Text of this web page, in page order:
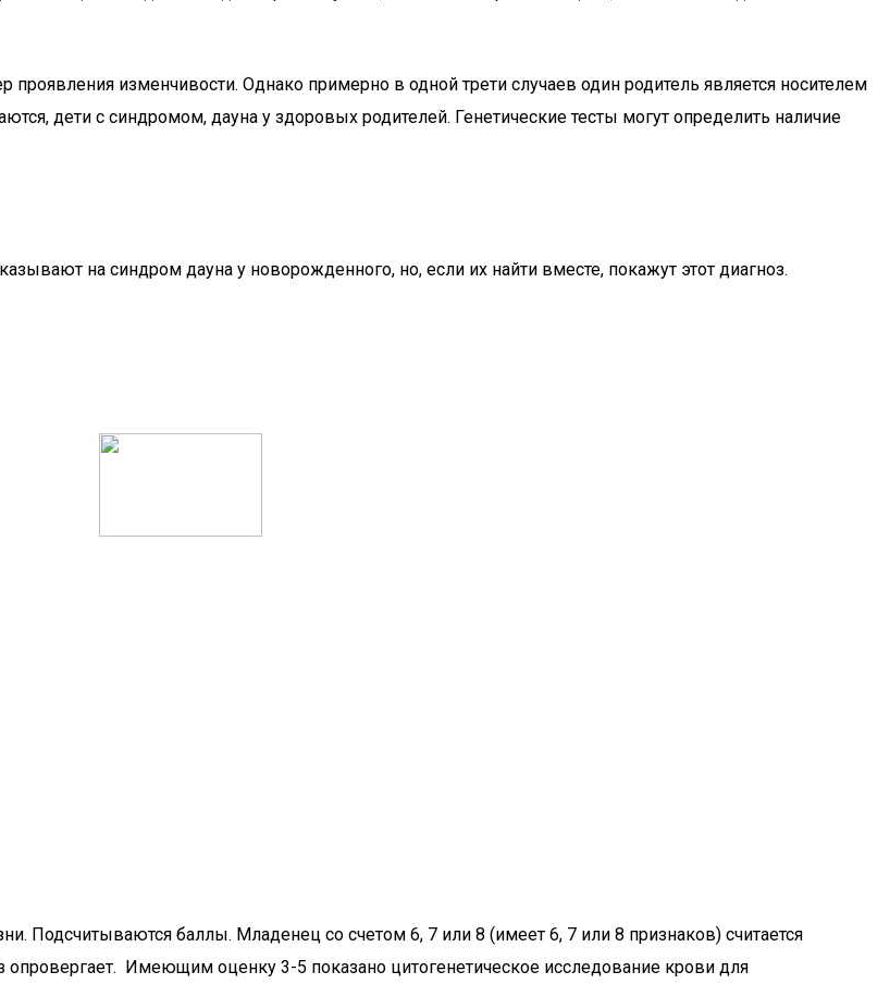
изменчивости. Однако примерно в одной трети случаев один родитель является носителем
дети с синдромом, дауна у здоровых родителей. Генетические тесты могут определить наличие
на синдром дауна у новорожденного, но, если их найти вместе, покажут этот диагноз.
баллы. Младенец со счетом 6, 7 или 8 (имеет 6, 7 или 8 признаков) считается
Имеющим оценку 3-5 показано цитогенетическое исследование крови для